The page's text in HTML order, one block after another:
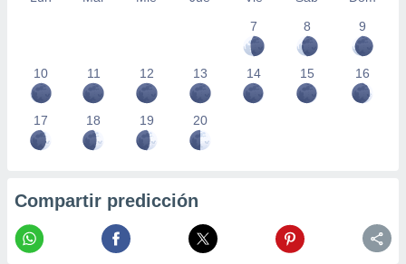
7
8 9
10 11 12 13 14 15 16
17 18 19 20
Compartir predicción